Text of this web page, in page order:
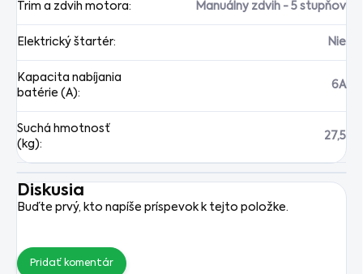
Trim a zdvih motora: Manuálny zdvih - 5 stupňov
Elektrický štartér: Nie
Kapacita nabíjania
batérie (A):
6A
Suchá hmotnosť
(kg):
27,5
Diskusia
Buďte prvý, kto napíše príspevok k tejto položke.
Pridať komentár